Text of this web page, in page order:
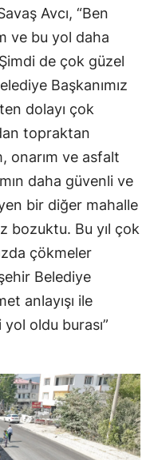
Avcı, “Ben
ve bu yol daha
de çok güzel
Başkanımız
dolayı çok
topraktan
onarım ve asfalt
daha güvenli ve
bir diğer mahalle
bozuktu. Bu yıl çok
çökmeler
Belediye
anlayışı ile
yol oldu burası”